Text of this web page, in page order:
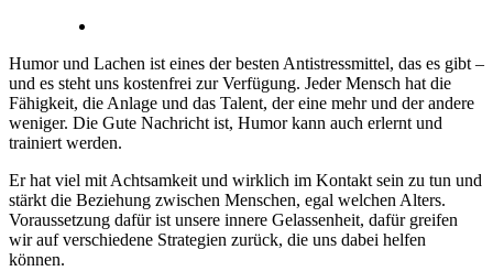
Humor und Lachen ist eines der besten Antistressmittel, das es gibt –
und es steht uns kostenfrei zur Verfügung. Jeder Mensch hat die
Fähigkeit, die Anlage und das Talent, der eine mehr und der andere
weniger. Die Gute Nachricht ist, Humor kann auch erlernt und
trainiert werden.
Er hat viel mit Achtsamkeit und wirklich im Kontakt sein zu tun und
stärkt die Beziehung zwischen Menschen, egal welchen Alters.
Voraussetzung dafür ist unsere innere Gelassenheit, dafür greifen
wir auf verschiedene Strategien zurück, die uns dabei helfen
können.